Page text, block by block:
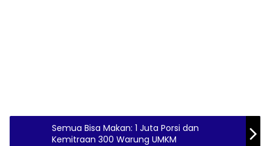
Semua Bisa Makan: 1 Juta Porsi dan
Kemitraan 300 Warung UMKM